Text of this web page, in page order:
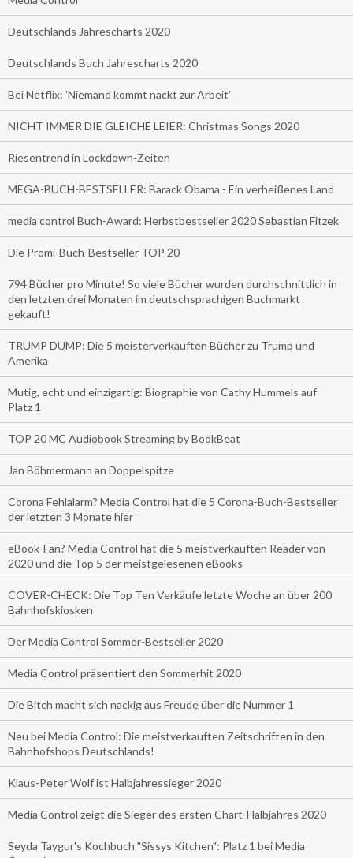
Deutschlands Jahrescharts 2020
Deutschlands Buch Jahrescharts 2020
Bei Netflix: 'Niemand kommt nackt zur Arbeit'
NICHT IMMER DIE GLEICHE LEIER: Christmas Songs 2020
Riesentrend in Lockdown-Zeiten
MEGA-BUCH-BESTSELLER: Barack Obama - Ein verheißenes Land
media control Buch-Award: Herbstbestseller 2020 Sebastian Fitzek
Die Promi-Buch-Bestseller TOP 20
794 Bücher pro Minute! So viele Bücher wurden durchschnittlich in
den letzten drei Monaten im deutschsprachigen Buchmarkt
gekauft!
TRUMP DUMP: Die 5 meisterverkauften Bücher zu Trump und
Amerika
Mutig, echt und einzigartig: Biographie von Cathy Hummels auf
Platz 1
TOP 20 MC Audiobook Streaming by BookBeat
Jan Böhmermann an Doppelspitze
Corona Fehlalarm? Media Control hat die 5 Corona-Buch-Bestseller
der letzten 3 Monate hier
eBook-Fan? Media Control hat die 5 meistverkauften Reader von
2020 und die Top 5 der meistgelesenen eBooks
COVER-CHECK: Die Top Ten Verkäufe letzte Woche an über 200
Bahnhofskiosken
Der Media Control Sommer-Bestseller 2020
Media Control präsentiert den Sommerhit 2020
Die Bitch macht sich nackig aus Freude über die Nummer 1
Neu bei Media Control: Die meistverkauften Zeitschriften in den
Bahnhofshops Deutschlands!
Klaus-Peter Wolf ist Halbjahressieger 2020
Media Control zeigt die Sieger des ersten Chart-Halbjahres 2020
Seyda Taygur's Kochbuch "Sissys Kitchen": Platz 1 bei Media